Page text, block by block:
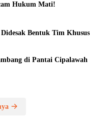
Hukum Mati!
Bentuk Tim Khusus
di Pantai Cipalawah